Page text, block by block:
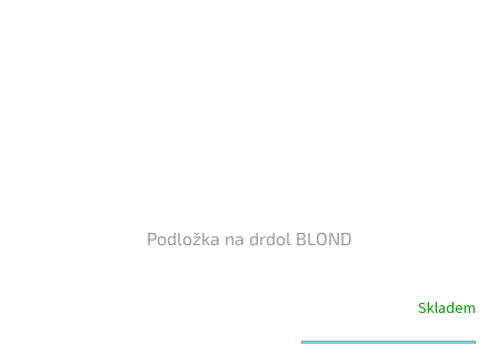
Podložka na drdol BLOND
Skladem